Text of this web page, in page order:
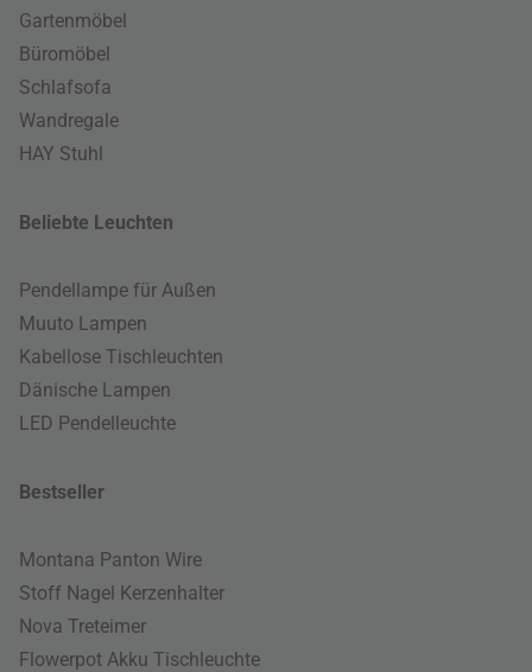
Gartenmöbel
Büromöbel
Schlafsofa
Wandregale
HAY Stuhl
Beliebte Leuchten
Pendellampe für Außen
Muuto Lampen
Kabellose Tischleuchten
Dänische Lampen
LED Pendelleuchte
Bestseller
Montana Panton Wire
Stoff Nagel Kerzenhalter
Nova Treteimer
Flowerpot Akku Tischleuchte